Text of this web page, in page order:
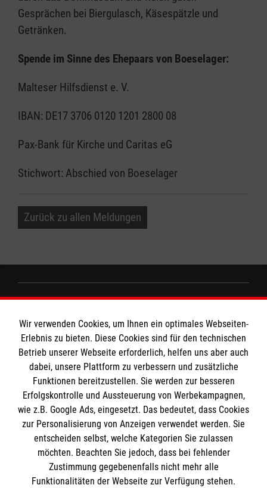
Gesprächen bei Biergulasch, Käsespätzle und
Getränken.
Spende im Sinne des Ehepaars von Boeselager:
Malteser Hilfsdienst e. V.
IBAN: DE17 3706 0120 1201 2800 08
Pax-Bank für Kirche und Caritas eG
Stichwort: Abschied von Boeselager
Zurück zu allen Meldungen
Impressum
Datenschutz
Barrierefreiheit
Kontakt
Die Malteser
Malteser in Deutschland
Malteserorden
Sharepoint
MPG Ansprechpartner
Den Beauftragten für Medizinproduktesicherheit
im Malteser Rettungsdienst und den
Wir verwenden Cookies, um Ihnen ein optimales Webseiten-
Erlebnis zu bieten. Diese Cookies sind für den technischen
Betrieb unserer Webseite erforderlich, helfen uns aber auch
dabei, unsere Plattform zu verbessern und zusätzliche
Funktionen bereitzustellen. Sie werden zur besseren
Erfolgskontrolle und Aussteuerung von Werbekampagnen,
wie z.B. Google Ads, eingesetzt. Das bedeutet, dass Cookies
zur Personalisierung von Anzeigen verwendet werden. Sie
entscheiden selbst, welche Kategorien Sie zulassen
möchten. Beachten Sie jedoch, dass bei fehlender
Zustimmung gegebenenfalls nicht mehr alle
Funktionalitäten der Webseite zur Verfügung stehen.